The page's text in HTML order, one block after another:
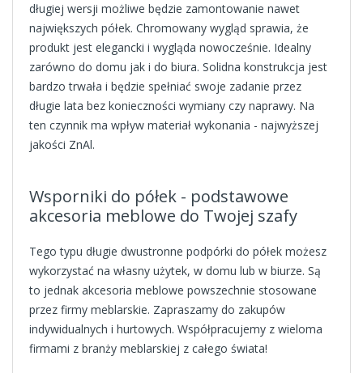
długiej wersji możliwe będzie zamontowanie nawet
największych półek. Chromowany wygląd sprawia, że
produkt jest elegancki i wygląda nowocześnie. Idealny
zarówno do domu jak i do biura. Solidna konstrukcja jest
bardzo trwała i będzie spełniać swoje zadanie przez
długie lata bez konieczności wymiany czy naprawy. Na
ten czynnik ma wpływ materiał wykonania - najwyższej
jakości ZnAl.
Wsporniki do półek - podstawowe
akcesoria meblowe do Twojej szafy
Tego typu długie dwustronne podpórki do półek możesz
wykorzystać na własny użytek, w domu lub w biurze. Są
to jednak akcesoria meblowe powszechnie stosowane
przez firmy meblarskie. Zapraszamy do zakupów
indywidualnych i hurtowych. Współpracujemy z wieloma
firmami z branży meblarskiej z całego świata!